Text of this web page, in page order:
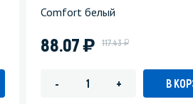
Comfort белый
88.07) 117.43у
- + В